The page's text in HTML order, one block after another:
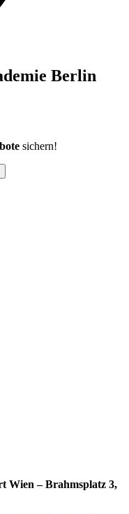
Berlin
sichern!
Wien – Brahmsplatz 3,